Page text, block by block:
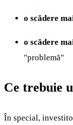
o scădere
o scădere
"problemă"
Ce trebuie
În special,